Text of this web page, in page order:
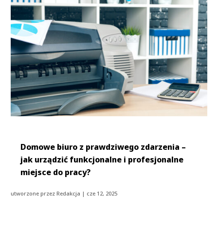
Domowe biuro z prawdziwego zdarzenia –
jak urządzić funkcjonalne i profesjonalne
miejsce do pracy?
utworzone przezRedakcja | cze 12, 2025